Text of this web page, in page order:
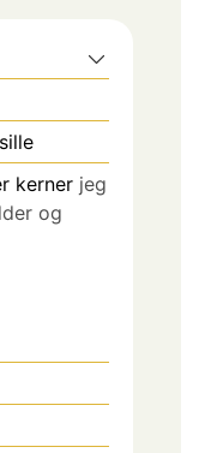
kerner jeg
og